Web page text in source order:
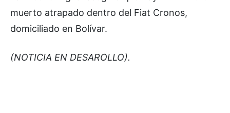
muerto atrapado dentro del Fiat Cronos,
domiciliado en Bolívar.
(NOTICIA EN DESAROLLO).